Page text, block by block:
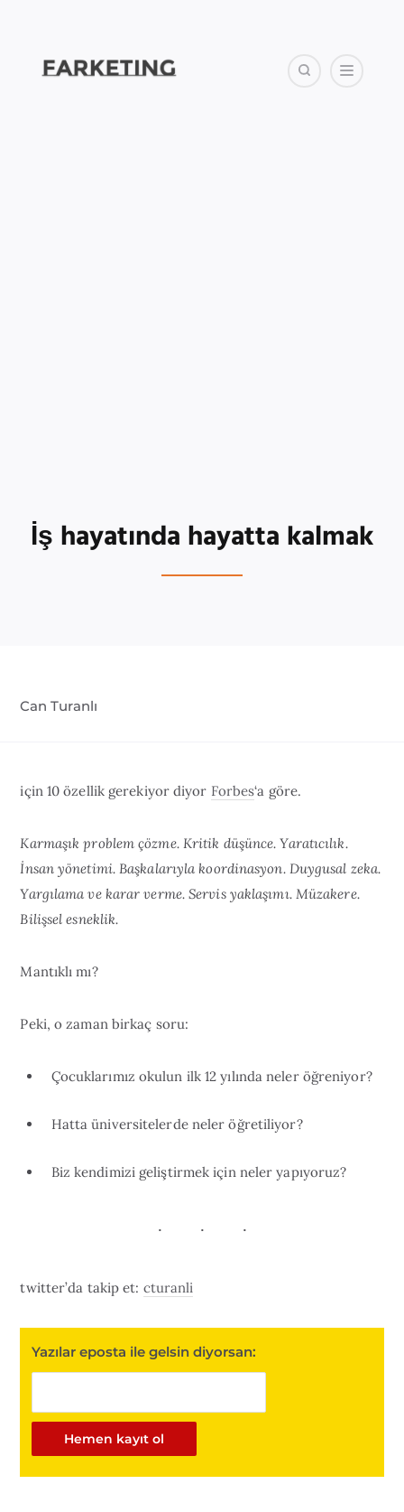
İş hayatında hayatta kalmak
Can Turanlı
için 10 özellik gerekiyor diyor Forbes‘a göre.
Karmaşık problem çözme. Kritik düşünce. Yaratıcılık.
İnsan yönetimi. Başkalarıyla koordinasyon. Duygusal zeka.
Yargılama ve karar verme. Servis yaklaşımı. Müzakere.
Bilişsel esneklik.
Mantıklı mı?
Peki, o zaman birkaç soru:
Çocuklarımız okulun ilk 12 yılında neler öğreniyor?
Hatta üniversitelerde neler öğretiliyor?
Biz kendimizi geliştirmek için neler yapıyoruz?
twitter’da takip et: cturanli
Yazılar eposta ile gelsin diyorsan: